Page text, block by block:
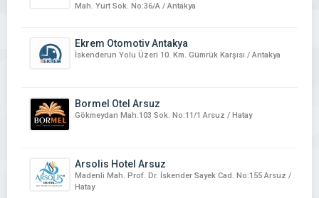
Mah. Yurt Sok. No:36/A / Antakya
Ekrem Otomotiv Antakya
İskenderun Yolu Üzeri 10. Km. Gümrük Karşısı / Antakya
Bormel Otel Arsuz
Gökmeydan Mah.103 Sok. No:11/1 Arsuz / Hatay
Arsolis Hotel Arsuz
Madenli Mah. Prof. Dr. İskender Sayek Cad. No:155 Arsuz /
Hatay